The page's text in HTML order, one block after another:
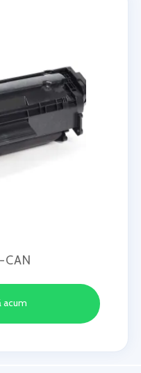
acum